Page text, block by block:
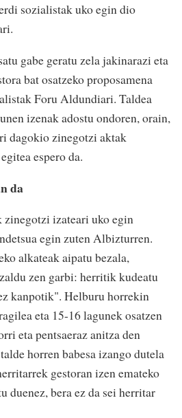
sozialistak uko egin dio
gabe geratu zela jakinarazi eta
bat osatzeko proposamena
Foru Aldundiari. Taldea
izenak adostu ondoren, orain,
dagokio zinegotzi aktak
espero da.
da
izateari uko egin
egin zuten Albizturren.
alkateak aipatu bezala,
zen garbi: herritik kudeatu
kanpotik". Helburu horrekin
eta 15-16 lagunek osatzen
eta pentsaeraz anitza den
horren babesa izango dutela
gestoran izen emateko
duenez, bera ez da sei herritar